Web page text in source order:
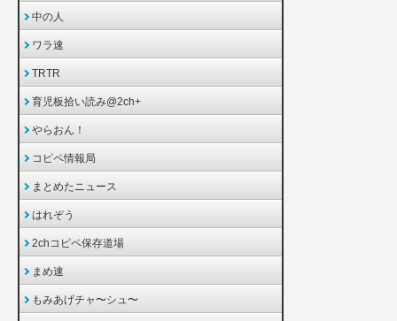
中の人
ワラ速
TRTR
育児板拾い読み@2ch+
やらおん！
コピペ情報局
まとめたニュース
はれぞう
2chコピペ保存道場
まめ速
もみあげチャ〜シュ〜